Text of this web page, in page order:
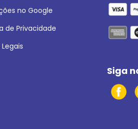
no Google
de Privacidade
Siga